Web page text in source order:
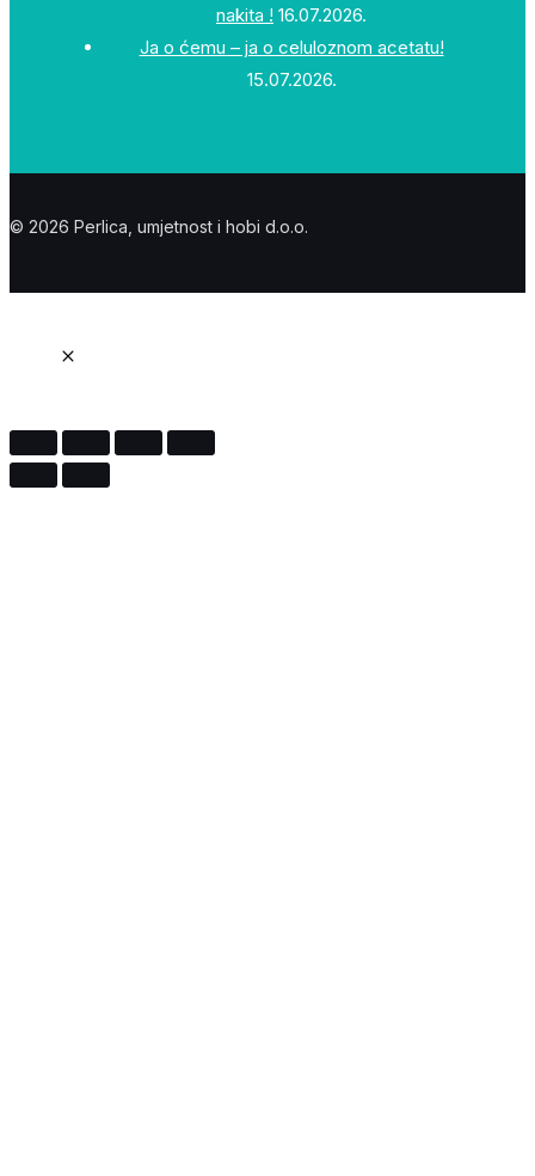
nakita ! 16.07.2026.
Ja o ćemu – ja o celuloznom acetatu!
15.07.2026.
© 2026 Perlica, umjetnost i hobi d.o.o.